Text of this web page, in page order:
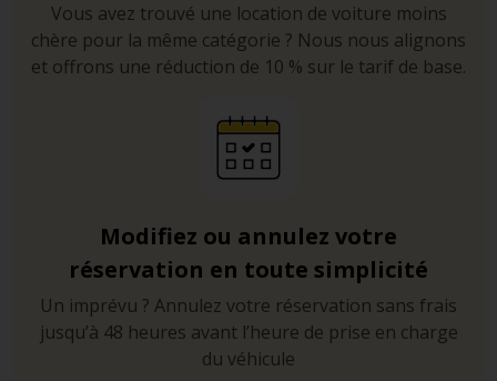
Vous avez trouvé une location de voiture moins
chère pour la même catégorie ? Nous nous alignons
et offrons une réduction de 10 % sur le tarif de base.
Modifiez ou annulez votre
réservation en toute simplicité
Un imprévu ? Annulez votre réservation sans frais
jusqu’à 48 heures avant l’heure de prise en charge
du véhicule